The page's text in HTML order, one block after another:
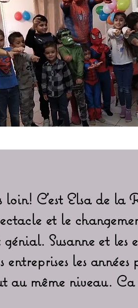
C'est Elsa de la
et le
Susanne et les
les années
au même niveau.